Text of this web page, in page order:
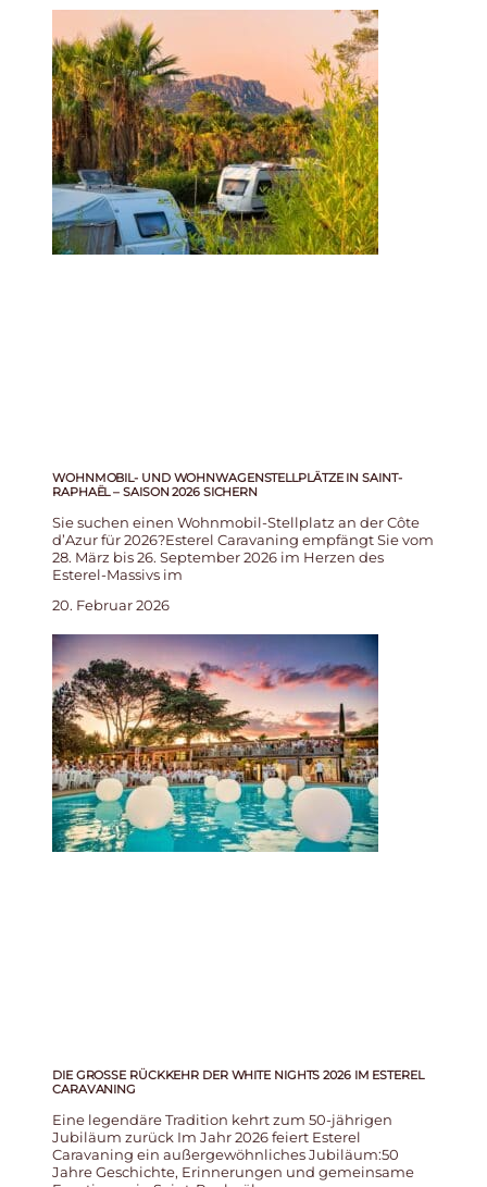
WOHNMOBIL- UND WOHNWAGENSTELLPLÄTZE IN SAINT-
RAPHAËL – SAISON 2026 SICHERN
Sie suchen einen Wohnmobil-Stellplatz an der Côte
d’Azur für 2026?Esterel Caravaning empfängt Sie vom
28. März bis 26. September 2026 im Herzen des
Esterel-Massivs im
20. Februar 2026
DIE GROSSE RÜCKKEHR DER WHITE NIGHTS 2026 IM ESTEREL C
ARAVANING
Eine legendäre Tradition kehrt zum 50-jährigen
Jubiläum zurück Im Jahr 2026 feiert Esterel
Caravaning ein außergewöhnliches Jubiläum:50
Jahre Geschichte, Erinnerungen und gemeinsame